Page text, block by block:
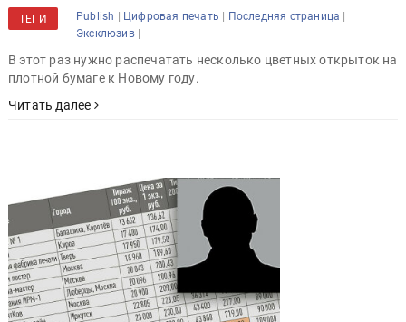
ТЕГИ Publish | Цифровая печать | Последняя страница |
Эксклюзив|
В этот раз нужно распечатать несколько цветных открыток на
плотной бумаге к Новому году.
Читать далее